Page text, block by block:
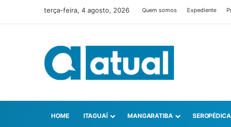
terça-feira, 4 agosto, 2026 Quem somos Expediente
HOME ITAGUAÍ MANGARATIBA SEROPÉDICA